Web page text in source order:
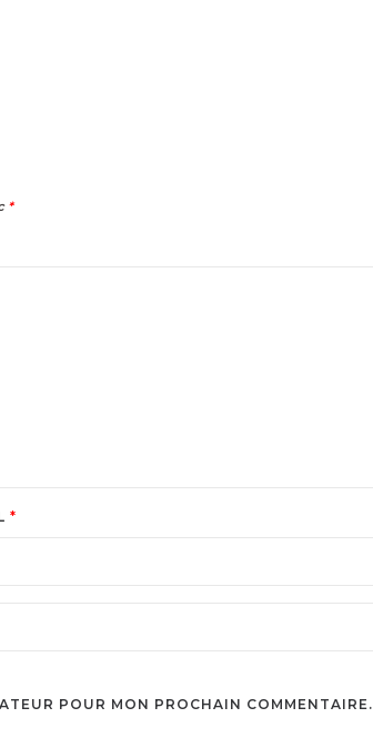
*
*
POUR MON PROCHAIN COMMENTAIRE.